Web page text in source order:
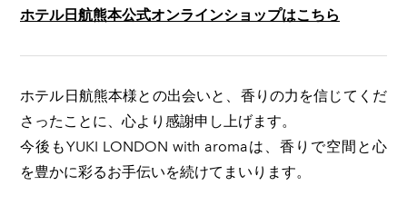
ホテル日航熊本公式オンラインショップはこちら
ホテル日航熊本様との出会いと、香りの力を信じてくだ
さったことに、心より感謝申し上げます。
今後もYUKI LONDON with aromaは、香りで空間と心
を豊かに彩るお手伝いを続けてまいります。